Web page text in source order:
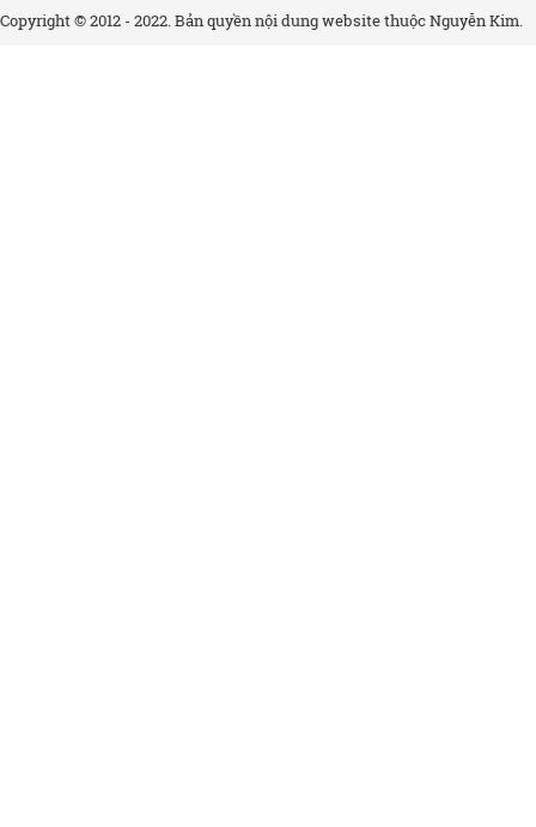
Copyright © 2012 - 2022. Bản quyền nội dung website thuộc Nguyễn Kim.